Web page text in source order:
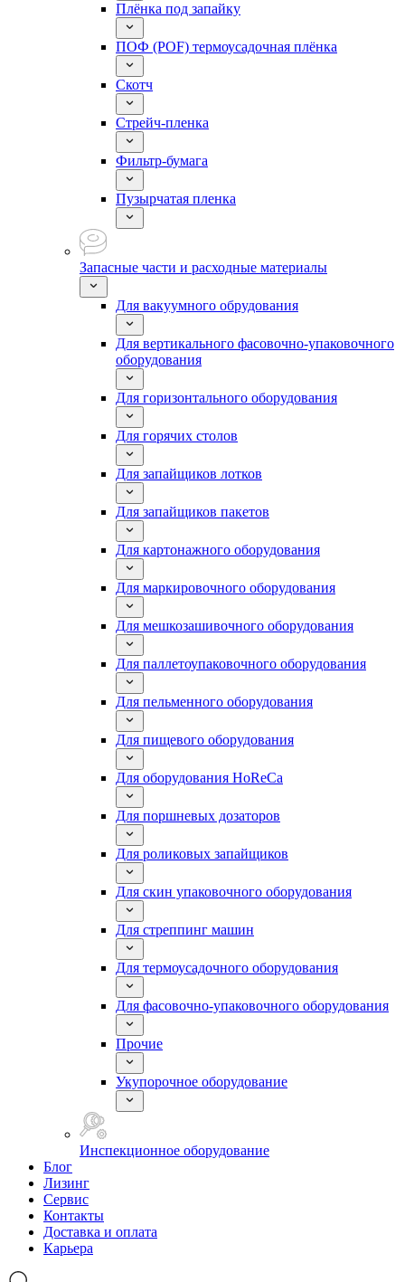
Плёнка под запайку
ПОФ (POF) термоусадочная плёнка
Скотч
Стрейч-пленка
Фильтр-бумага
Пузырчатая пленка
Запасные части и расходные материалы
Для вакуумного обрудования
Для вертикального фасовочно-упаковочного
оборудования
Для горизонтального оборудования
Для горячих столов
Для запайщиков лотков
Для запайщиков пакетов
Для картонажного оборудования
Для маркировочного оборудования
Для мешкозашивочного оборудования
Для паллетоупаковочного оборудования
Для пельменного оборудования
Для пищевого оборудования
Для оборудования HoReCa
Для поршневых дозаторов
Для роликовых запайщиков
Для скин упаковочного оборудования
Для стреппинг машин
Для термоусадочного оборудования
Для фасовочно-упаковочного оборудования
Прочие
Укупорочное оборудование
Инспекционное оборудование
Блог
Лизинг
Сервис
Контакты
Доставка и оплата
Карьера